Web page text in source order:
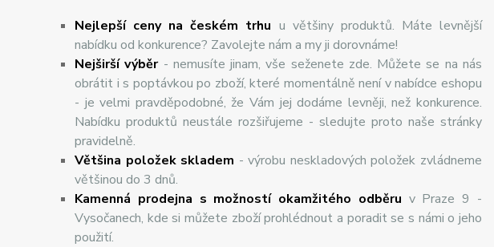
Nejlepší ceny na českém trhu u většiny produktů. Máte levnější
nabídku od konkurence? Zavolejte nám a my ji dorovnáme!
Nejširšívýběr- nemusíte jinam, vše seženete zde. Můžete se na nás
obrátit i s poptávkou po zboží, které momentálně není v nabídce eshopu
- je velmi pravděpodobné, že Vám jej dodáme levněji, než konkurence.
Nabídku produktů neustále rozšiřujeme - sledujte proto naše stránky
pravidelně.
Většina položek skladem - výrobu neskladových položek zvládneme
většinou do 3 dnů.
Kamenná prodejna s možností okamžitého odběru v Praze 9 -
Vysočanech, kde si můžete zboží prohlédnout a poradit se s námi o jeho
použití.